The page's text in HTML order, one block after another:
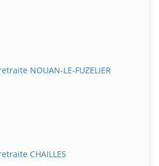
NOUAN-LE-FUZELIER
CHAILLES